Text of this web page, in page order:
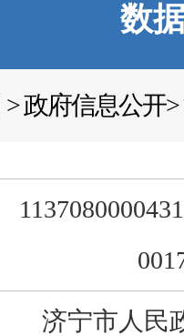
数
>政府信息公开>
济宁市人民